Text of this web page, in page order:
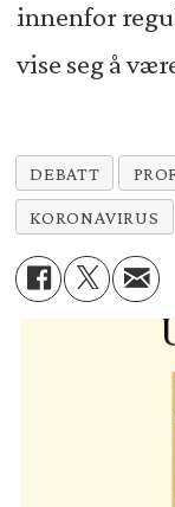
innenfor
vise seg å
DEBATT
KORONAVIRUS